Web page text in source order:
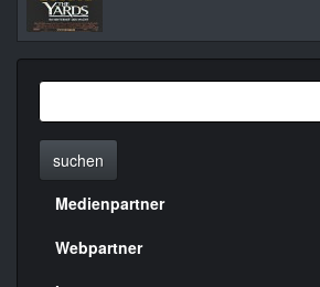
suchen
Menülinks
rechte
Medienpartner
Webpartner